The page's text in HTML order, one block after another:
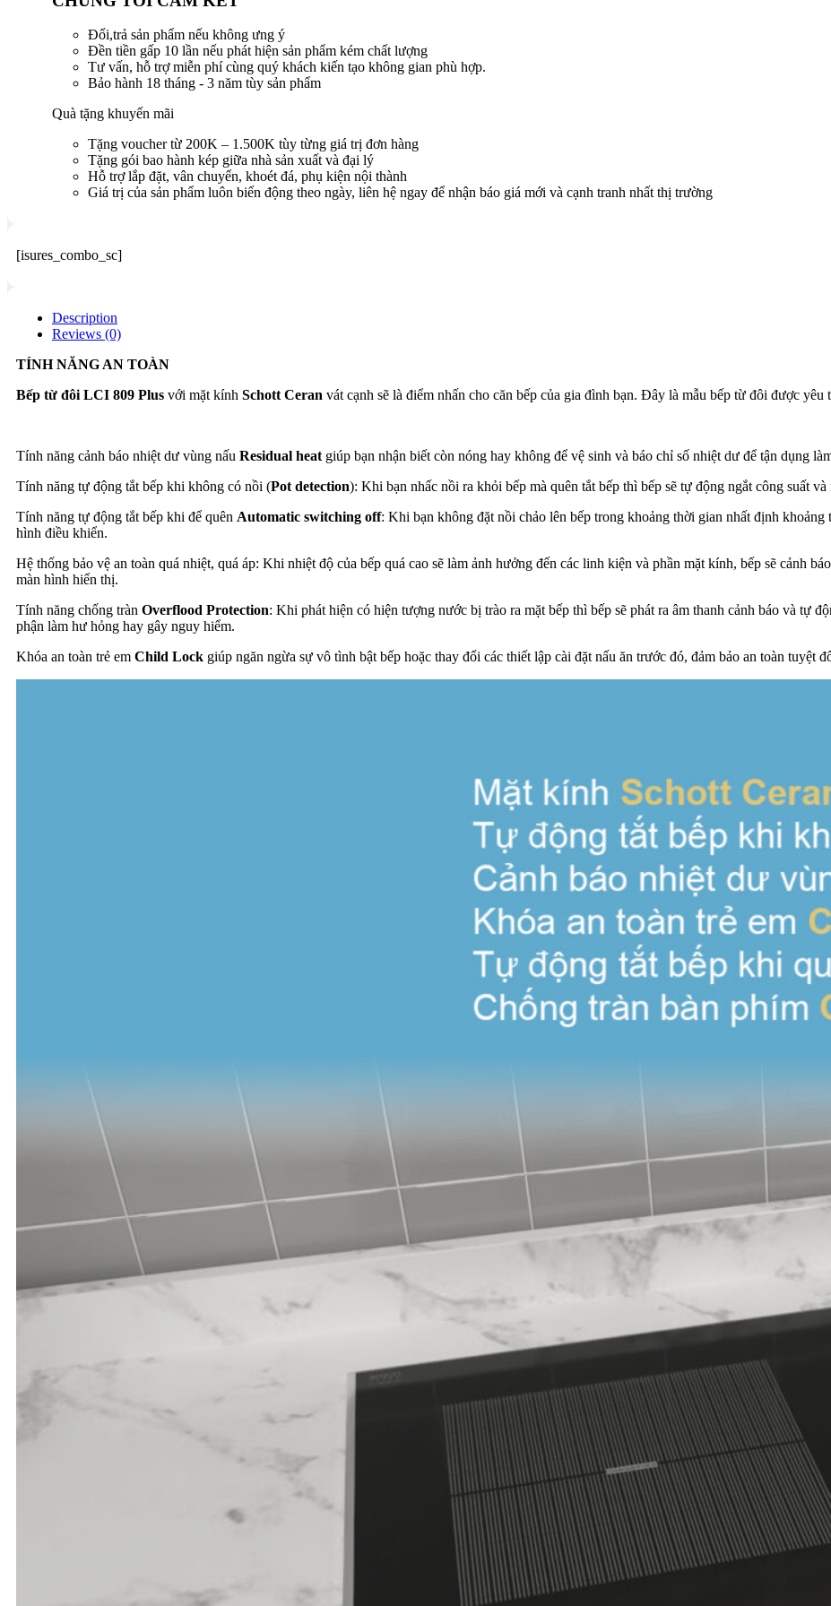
Đổi,trả sản phẩm nếu không ưng ý
Đền tiền gấp 10 lần nếu phát hiện sản phẩm kém chất lượng
Tư vấn, hỗ trợ miễn phí cùng quý khách kiến tạo không gian phù hợp.
Bảo hành 18 tháng - 3 năm tùy sản phẩm
Quà tặng khuyến mãi
Tặng voucher từ 200K – 1.500K tùy từng giá trị đơn hàng
Tặng gói bao hành kép giữa nhà sản xuất và đại lý
Hỗ trợ lắp đặt, vân chuyển, khoét đá, phụ kiện nội thành
Giá trị của sản phẩm luôn biến động theo ngày, liên hệ ngay để nhận báo giá mới và cạnh tranh nhất thị trường
[isures_combo_sc]
Description
Reviews (0)
TÍNH NĂNG AN TOÀN
Bếp từ đôi LCI 809 Plus với mặt kính Schott Ceran vát cạnh sẽ là điểm nhấn cho căn bếp của gia đình bạn. Đây là mẫu bếp từ đôi được
Tính năng cảnh báo nhiệt dư vùng nấu Residual heat giúp bạn nhận biết còn nóng hay không để vệ sinh và báo chỉ số nhiệt dư để tận dụng
Tính năng tự động tắt bếp khi không có nồi (Pot detection): Khi bạn nhấc nồi ra khỏi bếp mà quên tắt bếp thì bếp sẽ tự động ngắt công suất
Tính năng tự động tắt bếp khi để quên Automatic switching off: Khi bạn không đặt nồi chảo lên bếp trong khoảng thời gian nhất định khoảng
hình điều khiển.
Hệ thống bảo vệ an toàn quá nhiệt, quá áp: Khi nhiệt độ của bếp quá cao sẽ làm ảnh hưởng đến các linh kiện và phần mặt kính, bếp sẽ cảnh
màn hình hiển thị.
Tính năng chống tràn Overflood Protection: Khi phát hiện có hiện tượng nước bị trào ra mặt bếp thì bếp sẽ phát ra âm thanh cảnh báo và tự
phận làm hư hỏng hay gây nguy hiểm.
Khóa an toàn trẻ em Child Lock giúp ngăn ngừa sự vô tình bật bếp hoặc thay đổi các thiết lập cài đặt nấu ăn trước đó, đảm bảo an toàn tuyệt